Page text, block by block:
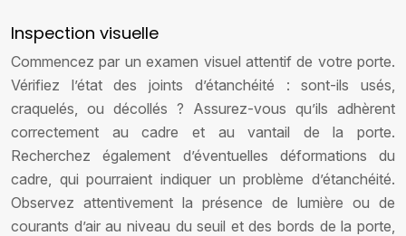
Inspection visuelle
Commencez par un examen visuel attentif de votre porte.
Vérifiez l’état des joints d’étanchéité : sont-ils usés,
craquelés, ou décollés ? Assurez-vous qu’ils adhèrent
correctement au cadre et au vantail de la porte.
Recherchez également d’éventuelles déformations du
cadre, qui pourraient indiquer un problème d’étanchéité.
Observez attentivement la présence de lumière ou de
courants d’air au niveau du seuil et des bords de la porte,